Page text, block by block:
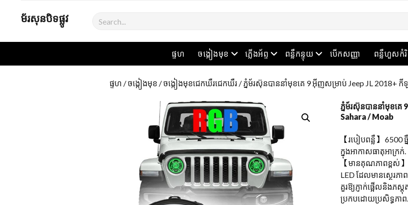
ម័រសុនបិទផ្លូវ ការឆេកឆេ
ផ្ទហ ចង្កៀងមុខ ម៉ឺនុយបើក
ភ្លើងអ័ព្ទ ម៉ឺនុយបើក
ពន្លឺកន្ទុយ ម៉ឺនុយបើក
បើកសញ្ញា ពន្លឺហួសកំ
ផ្ទហ /ចង្កៀងមុខ /ចង្កៀងមុខជេកឃឺរជេកឃឺរ / ភ្នំម័រស៊ុនបាននាំមុខគេ 9 អ៊ីញសម្រាប់ Jeep JL 2018+ កី
ភ្នំម័រស៊ុនបាននាំមុខគ
Sahara / Moab
【របៀបពន្លឺ】 6500
ក្នុងអាកាសធាតុអាក្រក់.
【មានគុណភាពខ្ពស់
LED ដែលមានស្ថេរភ
គួរឱ្យភ្ញាក់ផ្អើលនិងភ
ប្រកបដោយប្រសិទ្ធភាព.